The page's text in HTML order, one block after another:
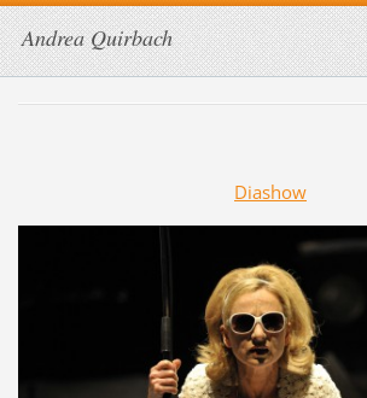
Andrea Quirbach
Diashow